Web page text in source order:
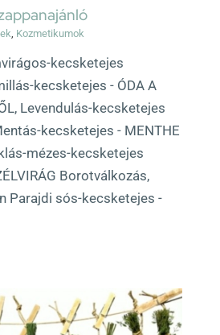
, Kozmetikumok
kecsketejes
kecsketejes - ÓDA A
Levendulás-kecsketejes
kecsketejes - MENTHE
mézes-kecsketejes
Borotválkozás,
Parajdi sós-kecsketejes -